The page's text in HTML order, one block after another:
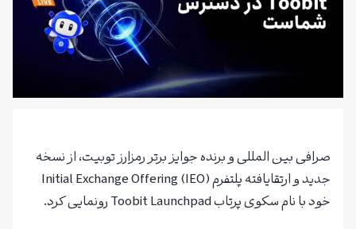
صرافی بین‌ المللی و برنده جوایز برتر رمزارز توبیت، از نسخه
جدید و ارتقایافته پلتفرم Initial Exchange Offering (IEO)
خود با نام سکوی پرتاب Toobit Launchpad رونمایی کرد.